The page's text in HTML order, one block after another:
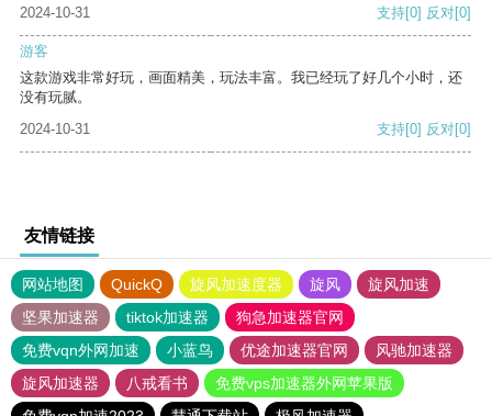
2024-10-31 支持[0] 反对[0]
游客
这款游戏非常好玩，画面精美，玩法丰富。我已经玩了好几个小时，还
没有玩腻。
2024-10-31
支持[0] 反对[0]
友情链接
网站地图 QuickQ 旋风加速度器 旋风
旋风加速
坚果加速器
tiktok加速器
狗急加速器官网
免费vqn外网加速
小蓝鸟 优途加速器官网
风驰加速器
旋风加速器
八戒看书
免费vps加速器外网苹果版